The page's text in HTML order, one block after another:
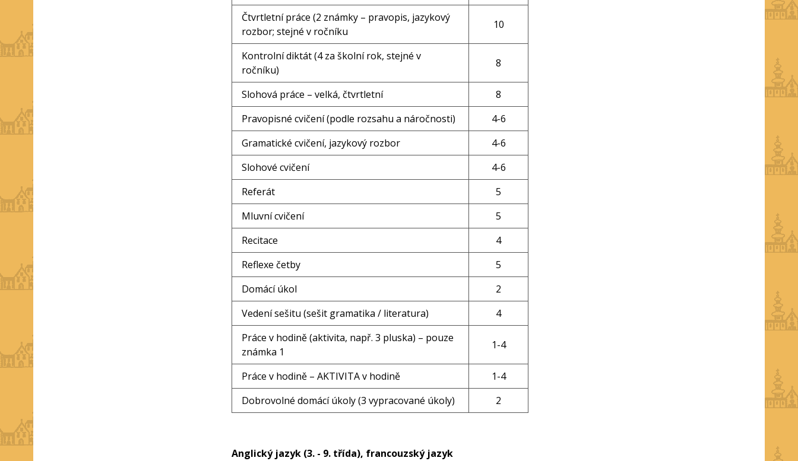
Čtvrtletní práce (2 známky – pravopis, jazykový
rozbor; stejné v ročníku
10
Kontrolní diktát (4 za školní rok, stejné v
ročníku)
8
Slohová práce – velká, čtvrtletní
8
Pravopisné cvičení (podle rozsahu a náročnosti)
4-6
Gramatické cvičení, jazykový rozbor
4-6
Slohové cvičení
4-6
Referát
5
Mluvní cvičení
5
Recitace
4
Reflexe četby
5
Domácí úkol
2
Vedení sešitu (sešit gramatika / literatura)
4
Práce v hodině (aktivita, např. 3 pluska) – pouze
známka 1
1-4
Práce v hodině – AKTIVITA v hodině
1-4
Dobrovolné domácí úkoly (3 vypracované úkoly)
2
Anglický jazyk (3. - 9. třída), francouzský jazyk